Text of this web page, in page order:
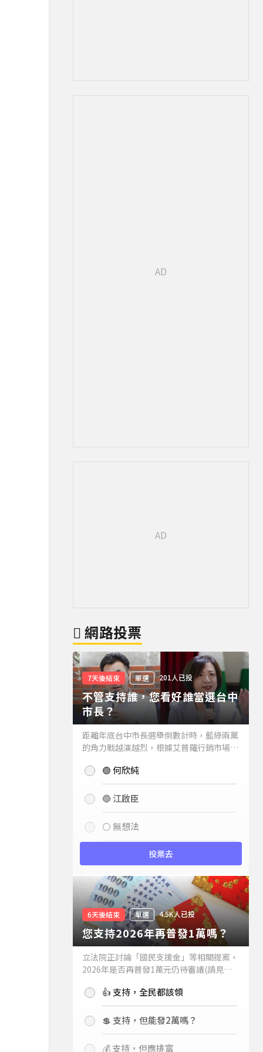
網路投票
7天後結束 單選 201人已投
不管支持誰，您看好誰當選台中
市長？
距離年底台中市長選舉倒數計時，藍綠兩黨
的角力戰越演越烈，根據艾普羅行銷市場研
(詳情請見下方新聞)。而不管支持誰，您看
好誰當選台中市長？
🟢 何欣純
🔵 江啟臣
⚪ 無想法
投票去
6天後結束 單選 4.5K人已投
您支持2026年再普發1萬嗎？
立法院正討論「國民支援金」等相關提案，
2026年是否再普發1萬元仍待審議(請見下
持嗎？👍 支持，全民都該領
💲 支持，但能發2萬嗎？
💰 支持，但應排富